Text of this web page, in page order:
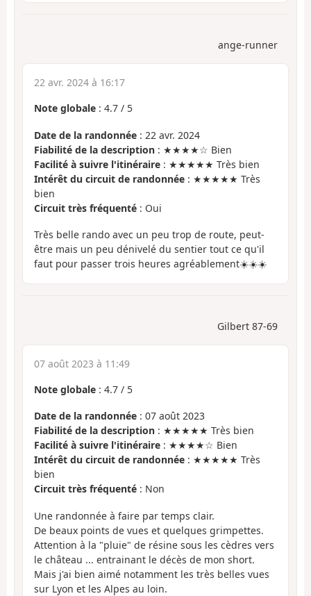
ange-runner
22 avr. 2024 à 16:17
Note globale : 4.7 / 5
Date de la randonnée : 22 avr. 2024
Fiabilité de la description : ★★★★☆ Bien
Facilité à suivre l'itinéraire : ★★★★★ Très bien
Intérêt du circuit de randonnée : ★★★★★ Très
bien
Circuit très fréquenté : Oui
Très belle rando avec un peu trop de route, peut-
être mais un peu dénivelé du sentier tout ce qu'il
faut pour passer trois heures agréablement☀️☀️☀️
Gilbert 87-69
07 août 2023 à 11:49
Note globale : 4.7 / 5
Date de la randonnée : 07 août 2023
Fiabilité de la description : ★★★★★ Très bien
Facilité à suivre l'itinéraire : ★★★★☆ Bien
Intérêt du circuit de randonnée : ★★★★★ Très
bien
Circuit très fréquenté : Non
Une randonnée à faire par temps clair.
De beaux points de vues et quelques grimpettes.
Attention à la "pluie" de résine sous les cèdres vers
le château ... entrainant le décès de mon short.
Mais j'ai bien aimé notamment les très belles vues
sur Lyon et les Alpes au loin.